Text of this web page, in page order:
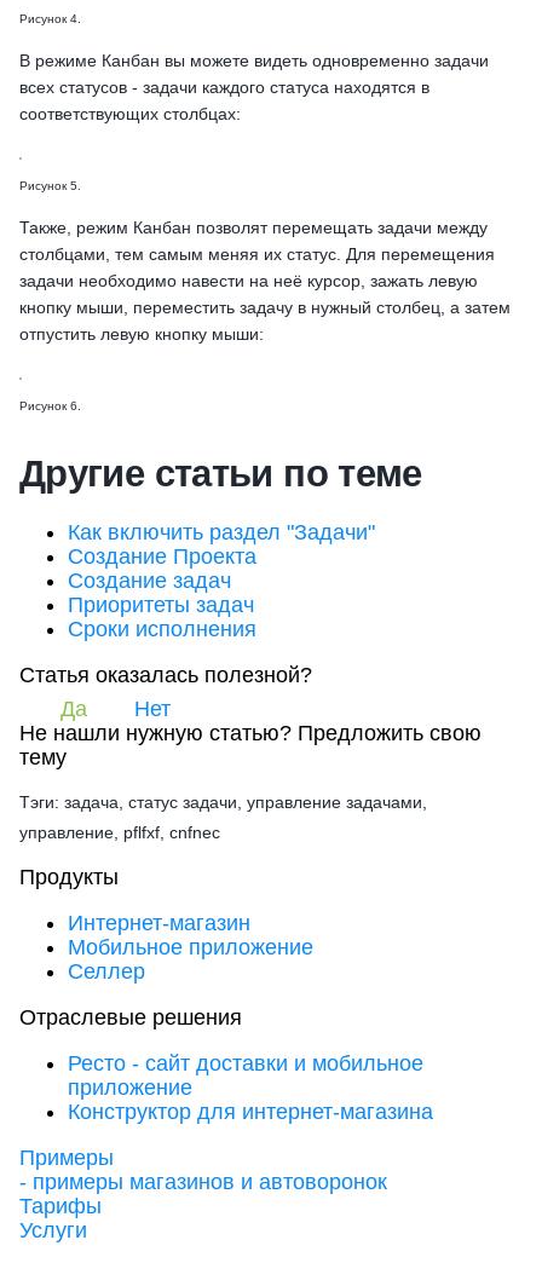
Рисунок 4.
В режиме Канбан вы можете видеть одновременно задачи
всех статусов - задачи каждого статуса находятся в
соответствующих столбцах:
Рисунок 5.
Также, режим Канбан позволят перемещать задачи между
столбцами, тем самым меняя их статус. Для перемещения
задачи необходимо навести на неё курсор, зажать левую
кнопку мыши, переместить задачу в нужный столбец, а затем
отпустить левую кнопку мыши:
Рисунок 6.
Другие статьи по теме
Как включить раздел "Задачи"
Создание Проекта
Создание задач
Приоритеты задач
Сроки исполнения
Статья оказалась полезной?
Да
Нет
Не нашли нужную статью? Предложить свою
тему
Тэги: задача, статус задачи, управление задачами,
управление, pflfxf, cnfnec
Продукты
Интернет-магазин
Мобильное приложение
Селлер
Отраслевые решения
Ресто - сайт доставки и мобильное
приложение
Конструктор для интернет-магазина
Примеры
- примеры магазинов и автоворонок
Тарифы
Услуги